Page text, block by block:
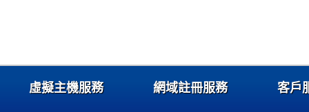
虛擬主機服務 網域註冊服務 客戶